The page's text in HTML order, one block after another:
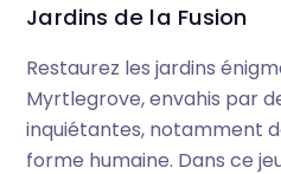
Jardins de la Fusion
Restaurez les jardins
Myrtlegrove, envahis par
inquiétantes, notamment
forme humaine. Dans ce